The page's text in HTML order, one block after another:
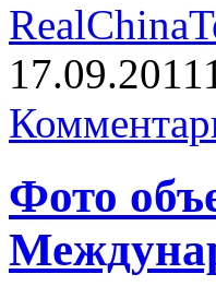
17.09.2011
Фото